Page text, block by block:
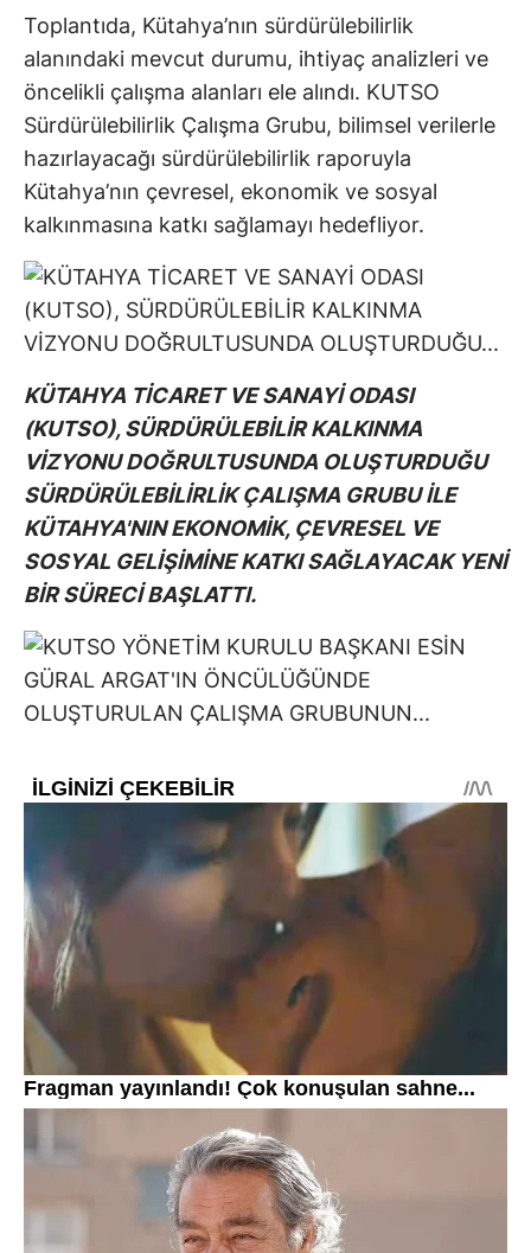
Toplantıda, Kütahya’nın sürdürülebilirlik
alanındaki mevcut durumu, ihtiyaç analizleri ve
öncelikli çalışma alanları ele alındı. KUTSO
Sürdürülebilirlik Çalışma Grubu, bilimsel verilerle
hazırlayacağı sürdürülebilirlik raporuyla
Kütahya’nın çevresel, ekonomik ve sosyal
kalkınmasına katkı sağlamayı hedefliyor.
KÜTAHYA TİCARET VE SANAYİ ODASI
(KUTSO), SÜRDÜRÜLEBİLİR KALKINMA
VİZYONU DOĞRULTUSUNDA OLUŞTURDUĞU
SÜRDÜRÜLEBİLİRLİK ÇALIŞMA GRUBU İLE
KÜTAHYA'NIN EKONOMİK, ÇEVRESEL VE
SOSYAL GELİŞİMİNE KATKI SAĞLAYACAK YENİ
BİR SÜRECİ BAŞLATTI.